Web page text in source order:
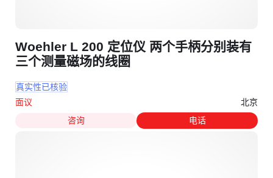
Woehler L 200 定位仪 两个手柄分别装有
三个测量磁场的线圈
真实性已核验
面议
北京
咨询
电话